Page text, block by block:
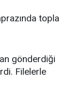
topla
gönderdiği
Filelerle